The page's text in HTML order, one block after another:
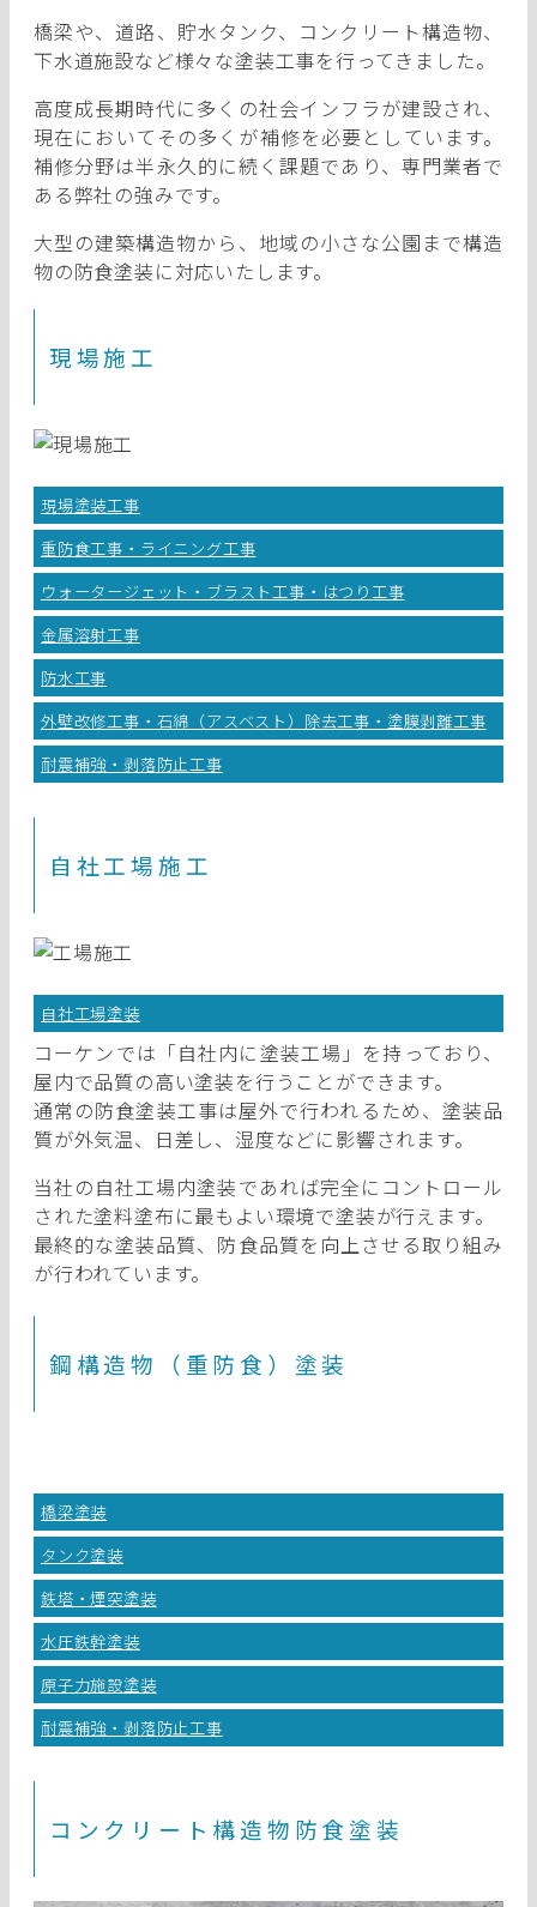
橋梁や、道路、貯水タンク、コンクリート構造物、
下水道施設など様々な塗装工事を行ってきました。
高度成長期時代に多くの社会インフラが建設され、
現在においてその多くが補修を必要としています。
補修分野は半永久的に続く課題であり、専門業者で
ある弊社の強みです。
大型の建築構造物から、地域の小さな公園まで構造
物の防食塗装に対応いたします。
現場施工
現場塗装工事
重防食工事・ライニング工事
ウォータージェット・ブラスト工事・はつり工事
金属溶射工事
防水工事
外壁改修工事・石綿（アスベスト）除去工事・塗膜剥離工事
耐震補強・剥落防止工事
自社工場施工
自社工場塗装
コーケンでは「自社内に塗装工場」を持っており、
屋内で品質の高い塗装を行うことができます。
通常の防食塗装工事は屋外で行われるため、塗装品
質が外気温、日差し、湿度などに影響されます。
当社の自社工場内塗装であれば完全にコントロール
された塗料塗布に最もよい環境で塗装が行えます。
最終的な塗装品質、防食品質を向上させる取り組み
が行われています。
鋼構造物（重防食）塗装
橋梁塗装
タンク塗装
鉄塔・煙突塗装
水圧鉄幹塗装
原子力施設塗装
耐震補強・剥落防止工事
コンクリート構造物防食塗装